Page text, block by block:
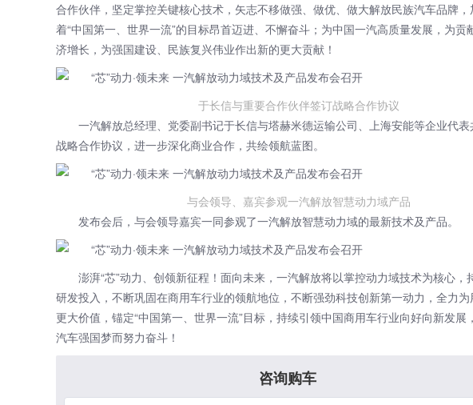
合作伙伴，坚定掌控关键核心技术，矢志不移做强、做优、做大解放民族汽车品牌，
着“中国第一、世界一流”的目标昂首迈进、不懈奋斗；为中国一汽高质量发展，为贡
济增长，为强国建设、民族复兴伟业作出新的更大贡献！
于长信与重要合作伙伴签订战略合作协议
一汽解放总经理、党委副书记于长信与塔赫米德运输公司、上海安能等企业代
战略合作协议，进一步深化商业合作，共绘领航蓝图。
与会领导、嘉宾参观一汽解放智慧动力域产品
发布会后，与会领导嘉宾一同参观了一汽解放智慧动力域的最新技术及产品。
澎湃“芯”动力、创领新征程！面向未来，一汽解放将以掌控动力域技术为核心，
研发投入，不断巩固在商用车行业的领航地位，不断强劲科技创新第一动力，全力为
更大价值，锚定“中国第一、世界一流”目标，持续引领中国商用车行业向好向新发展
汽车强国梦而努力奋斗！
咨询购车